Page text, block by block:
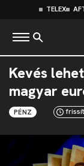
TELEX
Kevés
magyar
PÉNZ